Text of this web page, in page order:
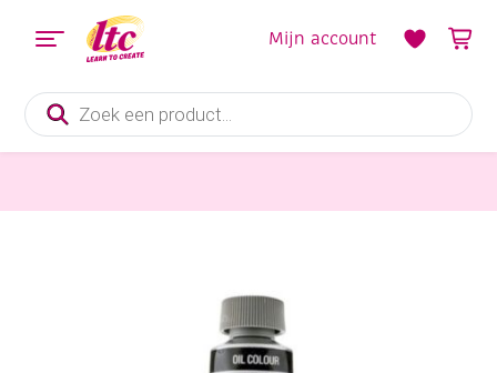
Producten
zoeken
Mijn account